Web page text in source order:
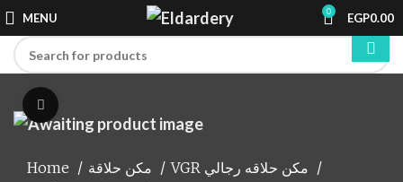
MENU 0 EGP0.00
Home